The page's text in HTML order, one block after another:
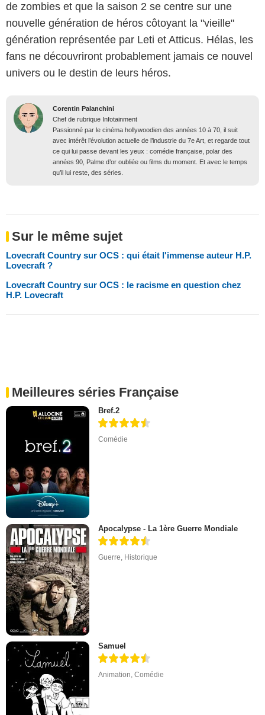
de zombies et que la saison 2 se centre sur une
nouvelle génération de héros côtoyant la "vieille"
génération représentée par Leti et Atticus. Hélas, les
fans ne découvriront probablement jamais ce nouvel
univers ou le destin de leurs héros.
Corentin Palanchini
Chef de rubrique Infotainment
Passionné par le cinéma hollywoodien des années 10 à 70, il suit
avec intérêt l’évolution actuelle de l’industrie du 7e Art, et regarde tout
ce qui lui passe devant les yeux : comédie française, polar des
années 90, Palme d’or oubliée ou films du moment. Et avec le temps
qu’il lui reste, des séries.
Sur le même sujet
Lovecraft Country sur OCS : qui était l'immense auteur H.P.
Lovecraft ?
Lovecraft Country sur OCS : le racisme en question chez
H.P. Lovecraft
Meilleures séries Française
Bref.2
Comédie
Apocalypse - La 1ère Guerre Mondiale
Guerre Historique
Samuel
Animation,Comédie